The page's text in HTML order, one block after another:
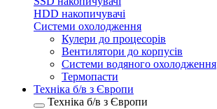
HDD накопичувачі
Системи охолодження
Кулери до процесорів
Вентилятори до корпусів
Системи водяного охолодження
Термопасти
Техніка б/в з Європи
Техніка б/в з Європи